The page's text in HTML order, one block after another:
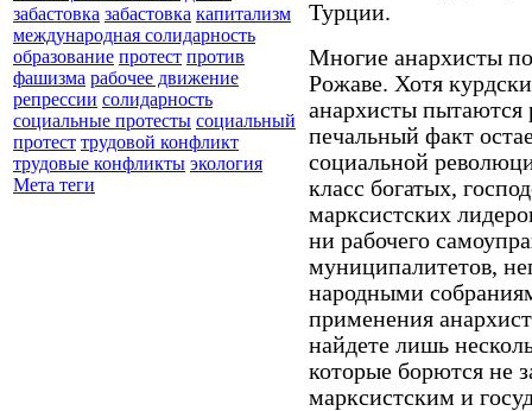
забастовка забастовка капитализм
международная солидарность
образование протест против
фашизма рабочее движение
репрессии солидарность
социальные протесты социальный
протест трудовой конфликт
трудовые конфликты экология
Мета теги
Турции.
Многие анархисты
Рожаве. Хотя
анархисты пытаются
печальный факт
социальной
класс богатых,
марксистских
ни рабочего
муниципалитетов,
народными
применения
найдете лишь
которые борются не
марксистским и